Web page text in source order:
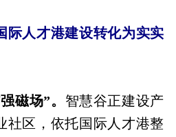
人才港建设转化为实实
场”。 智慧谷正建设产
社区，依托国际人才港整